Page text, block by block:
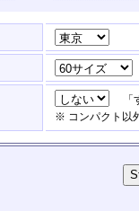
「
※ コンパクト以